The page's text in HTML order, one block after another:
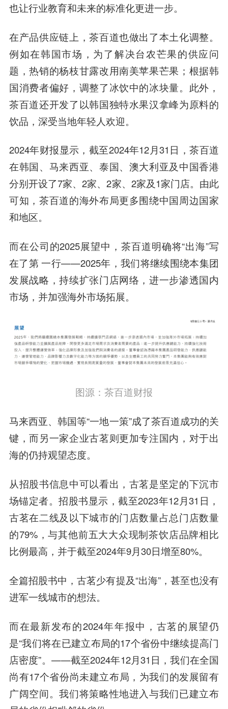
也让行业教育和未来的标准化更进一步。
在产品供应链上，茶百道也做出了本土化调整。
例如在韩国市场，为了解决台农芒果的供应问
题，热销的杨枝甘露改用南美苹果芒果；根据韩
国消费者偏好，调整了冰饮中的冰块量。此外，
茶百道还开发了以韩国独特水果汉拿峰为原料的
饮品，深受当地年轻人欢迎。
2024年财报显示，截至2024年12月31日，茶百道
在韩国、马来西亚、泰国、澳大利亚及中国香港
分别开设了7家、2家、2家、2家及1家门店。由此
可知，茶百道的海外布局更多围绕中国周边国家
和地区。
而在公司的2025展望中，茶百道明确将“出海”写
在了第 一行——2025年，我们将继续围绕本集团
发展战略，持续扩张门店网络，进一步渗透国内
市场，并加强海外市场拓展。
图源：茶百道财报
马来西亚、韩国等“一地一策”成了茶百道成功的关
键，而另一家企业古茗则更加专注国内，对于出
海的仍持观望态度。
从招股书信息中可以看出，古茗是坚定的下沉市
场锚定者。招股书显示，截至2023年12月31日，
古茗在二线及以下城市的门店数量占总门店数量
的79%，与其他前五大大众现制茶饮店品牌相比
比例最高，并于截至2024年9月30日增至80%。
全篇招股书中，古茗少有提及“出海”，甚至也没有
进军一线城市的想法。
而在最新发布的2024年年报中，古茗的展望仍
是“我们将在已建立布局的17个省份中继续提高门
店密度”。——截至2024年12月31日，我们在全国
尚有17个省份尚未建立布局，为我们的发展留有
广阔空间。我们将策略性地进入与我们已建立布